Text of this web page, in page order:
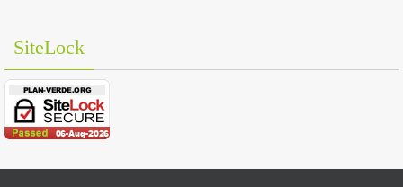
SiteLock